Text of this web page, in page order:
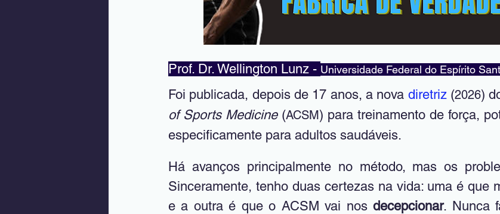
Prof. Dr. Wellington Lunz - Universidade Federal do Espírito
Foi publicada, depois de 17 anos, a nova diretriz (2026)
of Sports Medicine (ACSM) para treinamento de força,
especificamente para adultos saudáveis.
Há avanços principalmente no método, mas os
Sinceramente, tenho duas certezas na vida: uma é que
e a outra é que o ACSM vai nos decepcionar. Nunca